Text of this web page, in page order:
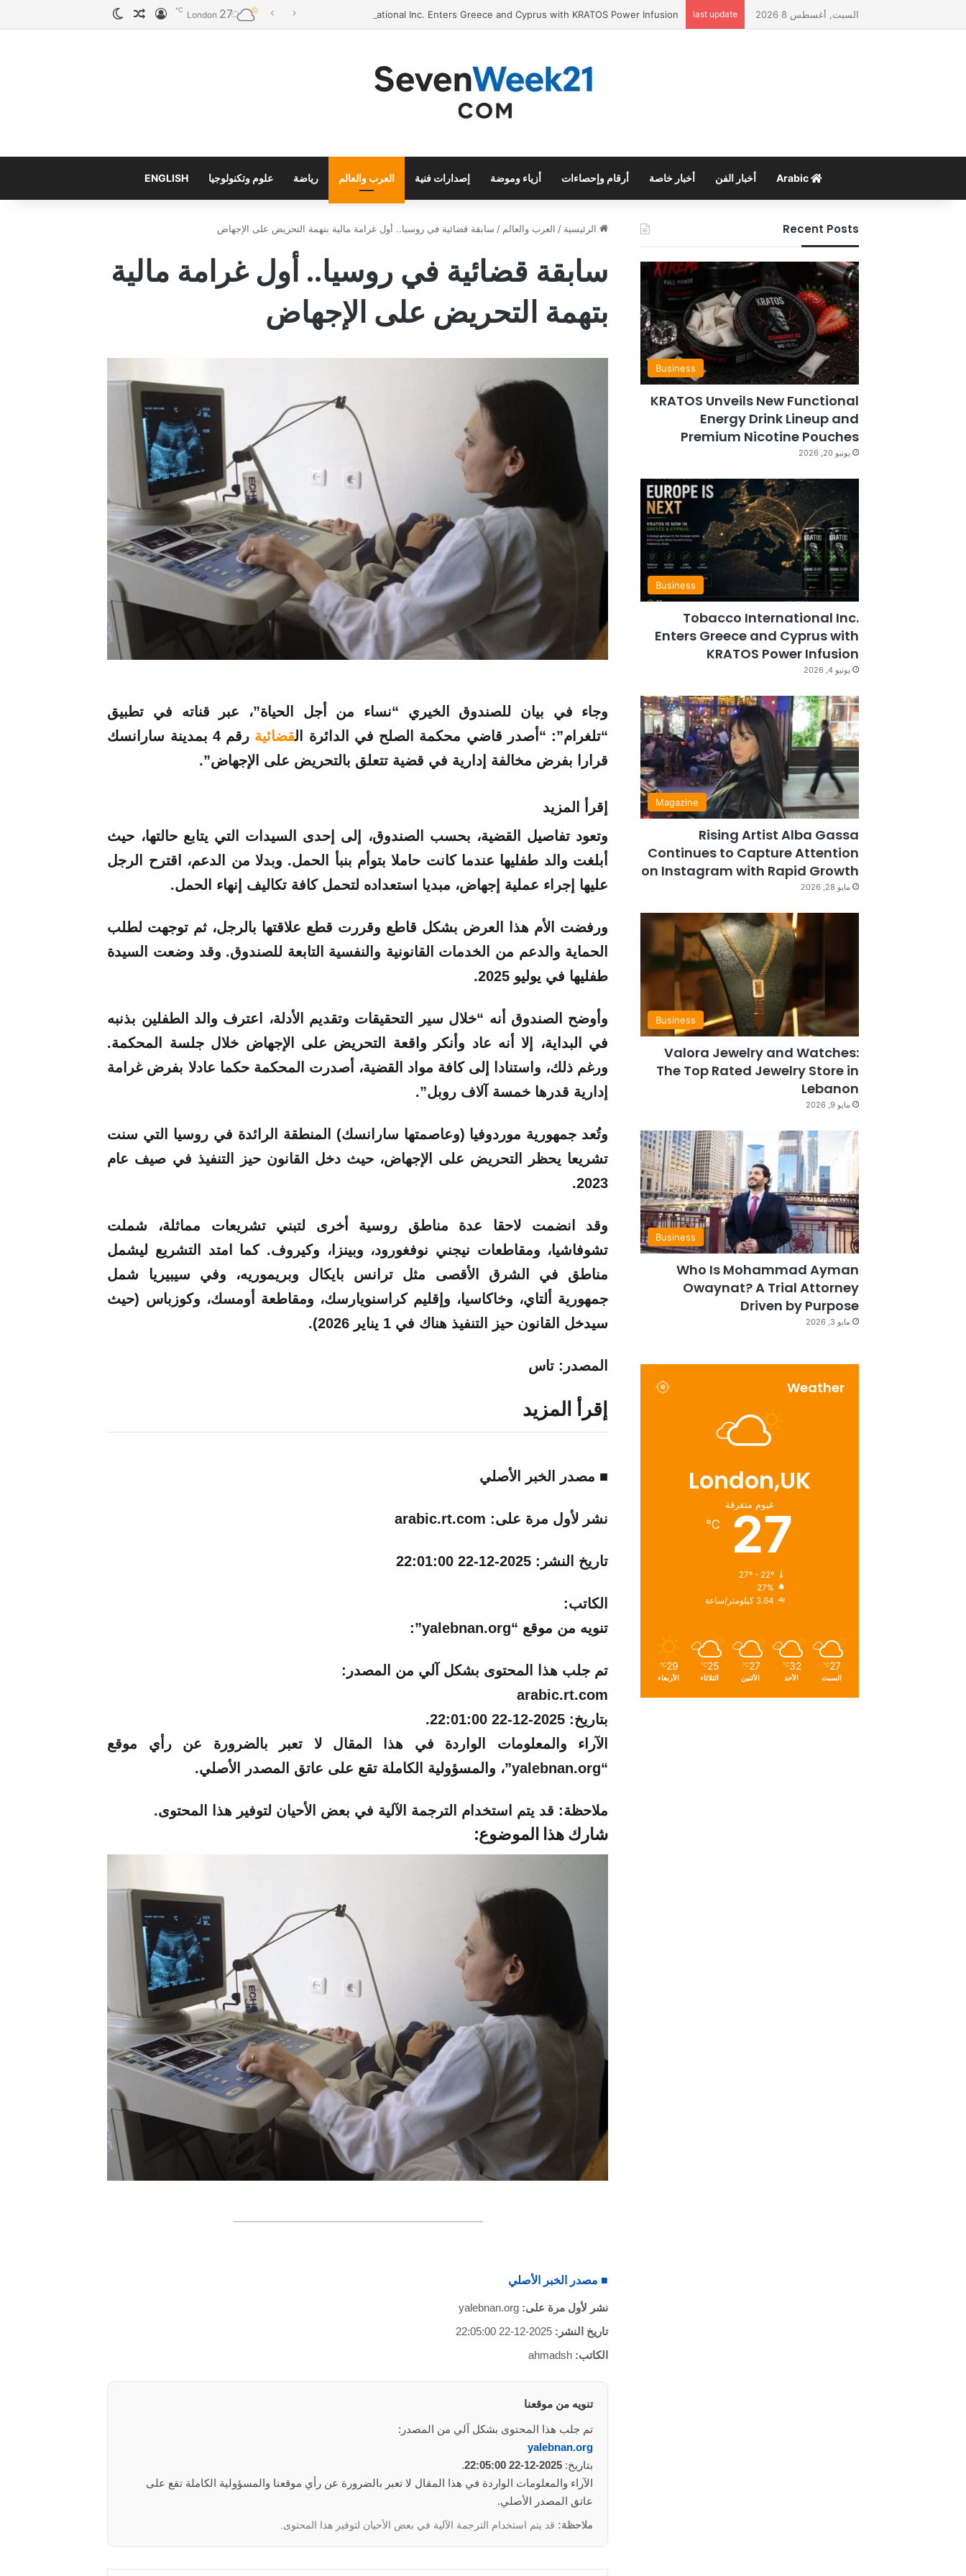
السبت, أغسطس 8 2026 last update
Tobacco International Inc. Enters Greece and Cyprus with KRATOS Power Infusion
London 27
℃ تسجيل الدخول
مقال عشوائي
Arabic أخبار الفن أخبار خاصة أرقام وإحصاءات أزياء وموضة إصدارات فنية العرب والعالم رياضة علوم وتكنولوجيا ENGLISH
الرئيسية / العرب والعالم / سابقة قضائية في روسيا.. أول غرامة مالية بتهمة التحريض على الإجهاض
سابقة قضائية في روسيا.. أول غرامة مالية
بتهمة التحريض على الإجهاض
وجاء في بيان للصندوق الخيري “نساء من أجل الحياة”، عبر قناته في تطبيق
“تلغرام”: “أصدر قاضي محكمة الصلح في الدائرة القضائية
رقم 4 بمدينة سارانسك
قرارا بفرض مخالفة إدارية في قضية تتعلق بالتحريض على الإجهاض”.
إقرأ المزيد
وتعود تفاصيل القضية، بحسب الصندوق، إلى إحدى السيدات التي يتابع حالتها، حيث
أبلغت والد طفليها عندما كانت حاملا بتوأم بنبأ الحمل. وبدلا من الدعم، اقترح الرجل
عليها إجراء عملية إجهاض، مبديا استعداده لتحمل كافة تكاليف إنهاء الحمل.
ورفضت الأم هذا العرض بشكل قاطع وقررت قطع علاقتها بالرجل، ثم توجهت لطلب
الحماية والدعم من الخدمات القانونية والنفسية التابعة للصندوق. وقد وضعت السيدة
طفليها في يوليو 2025.
وأوضح الصندوق أنه “خلال سير التحقيقات وتقديم الأدلة، اعترف والد الطفلين بذنبه
في البداية، إلا أنه عاد وأنكر واقعة التحريض على الإجهاض خلال جلسة المحكمة.
ورغم ذلك، واستنادا إلى كافة مواد القضية، أصدرت المحكمة حكما عادلا بفرضغرامة
إدارية قدرها خمسة آلاف روبل”.
وتُعد جمهورية موردوفيا (وعاصمتها سارانسك) المنطقة الرائدة في روسيا التي سنت
تشريعا يحظر التحريض على الإجهاض، حيث دخل القانون حيز التنفيذ في صيف عام
2023.
وقد انضمت لاحقا عدة مناطق روسية أخرى لتبني تشريعات مماثلة، شملت
تشوفاشيا، ومقاطعات نيجني نوفغورود، وبينزا، وكيروف. كما امتد التشريع ليشمل
مناطق في الشرق الأقصى مثل ترانس بايكال وبريموريه، وفي سيبيريا شمل
جمهورية ألتاي، وخاكاسيا، وإقليم كراسنويارسك، ومقاطعة أومسك، وكوزباس (حيث
سيدخل القانون حيز التنفيذ هناك في 1 يناير 2026).
المصدر: تاس
إقرأ المزيد
■ مصدر الخبر الأصلي
نشر لأول مرة على: arabic.rt.com
تاريخ النشر: 2025-12-22 22:01:00
الكاتب:
تنويه من موقع “yalebnan.org”:
تم جلب هذا المحتوى بشكل آلي من المصدر:
arabic.rt.com
بتاريخ: 2025-12-22 22:01:00
.
الآراء والمعلومات الواردة في هذا المقال لا تعبر بالضرورة عن رأي موقع
“yalebnan.org”، والمسؤولية الكاملة تقع على عاتق المصدر الأصلي.
ملاحظة: قد يتم استخدام الترجمة الآلية في بعض الأحيان لتوفير هذا المحتوى.
شارك هذا الموضوع:
■ مصدر الخبر الأصلي
نشر لأول مرة على: yalebnan.org
تاريخ النشر: 2025-12-22 22:05:00
الكاتب: ahmadsh
تنويه من موقعنا
تم جلب هذا المحتوى بشكل آلي من المصدر:
yalebnan.org
بتاريخ: 2025-12-22 22:05:00
.
الآراء والمعلومات الواردة في هذا المقال لا تعبر بالضرورة عن رأي موقعنا والمسؤولية الكاملة تقع على
عاتق المصدر الأصلي.
ملاحظة: قد يتم استخدام الترجمة الآلية في بعض الأحيان لتوفير هذا المحتوى.
Recent Posts
Business
KRATOS Unveils New Functional
Energy Drink Lineup and
Premium Nicotine Pouches
يونيو 20, 2026
Business
Tobacco International Inc.
Enters Greece and Cyprus with
KRATOS Power Infusion
يونيو 4, 2026
Magazine
Rising Artist Alba Gassa
Continues to Capture Attention
on Instagram with Rapid Growth
مايو 28, 2026
Business
Valora Jewelry and Watches:
The Top Rated Jewelry Store in
Lebanon
مايو 9, 2026
Business
Who Is Mohammad Ayman
Owaynat? A Trial Attorney
Driven by Purpose
مايو 3, 2026
Weather
London,UK
غيوم متفرقة
27
℃
27º - 22º
27%
3.64 كيلومتر/ساعة
27
℃
السبت
32
℃
الأحد
27
℃
الأثنين
25
℃
الثلاثاء
29
℃
الأربعاء